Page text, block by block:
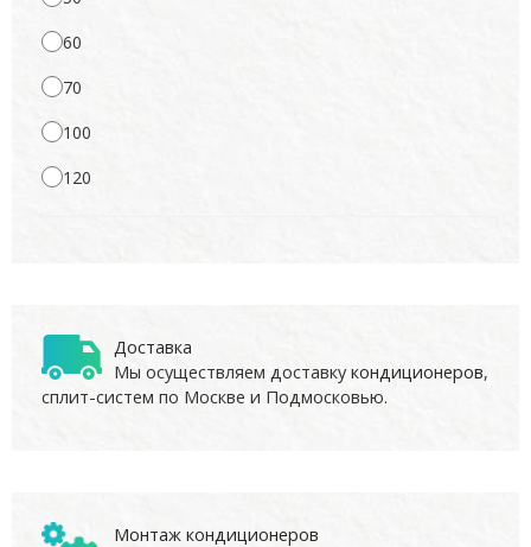
60
70
100
120
Доставка
Мы осуществляем доставку кондиционеров,
сплит-систем по Москве и Подмосковью.
Монтаж кондиционеров